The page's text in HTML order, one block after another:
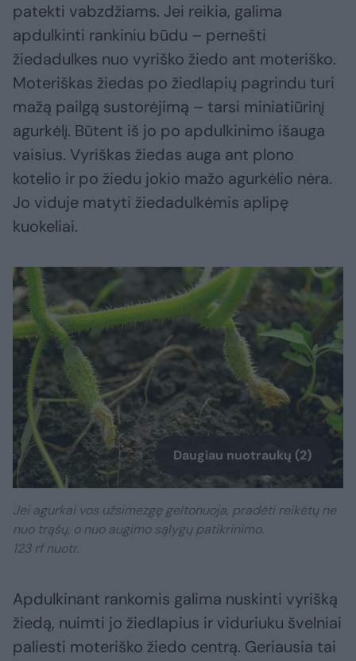
patekti vabzdžiams. Jei reikia, galima
apdulkinti rankiniu būdu – pernešti
žiedadulkes nuo vyriško žiedo ant moteriško.
Moteriškas žiedas po žiedlapių pagrindu turi
mažą pailgą sustorėjimą – tarsi miniatiūrinį
agurkėlį. Būtent iš jo po apdulkinimo išauga
vaisius. Vyriškas žiedas auga ant plono
kotelio ir po žiedu jokio mažo agurkėlio nėra.
Jo viduje matyti žiedadulkėmis aplipę
kuokeliai.
Daugiau nuotraukų (2)
Jei agurkai vos užsimezgę geltonuoja, pradėti reikėtų ne
nuo trąšų, o nuo augimo sąlygų patikrinimo.
123 rf nuotr.
Apdulkinant rankomis galima nuskinti vyrišką
žiedą, nuimti jo žiedlapius ir viduriuku švelniai
paliesti moteriško žiedo centrą. Geriausia tai